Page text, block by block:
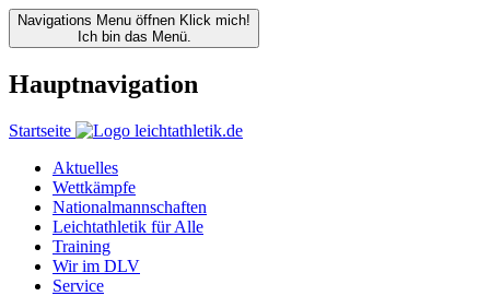
Navigations Menu öffnen Klick mich!
Ich bin das Menü.
Hauptnavigation
Startseite
Aktuelles
Wettkämpfe
Nationalmannschaften
Leichtathletik für Alle
Training
Wir im DLV
Service